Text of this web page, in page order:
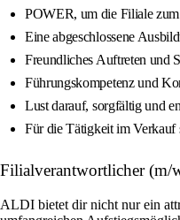
POWER, um die Filiale
Eine abgeschlossene
Freundliches Auftreten und
Führungskompetenz und
Lust darauf, sorgfältig und
Für die Tätigkeit im Verkauf
Filialverantwortlicher (m/
ALDI bietet dir nicht nur ein